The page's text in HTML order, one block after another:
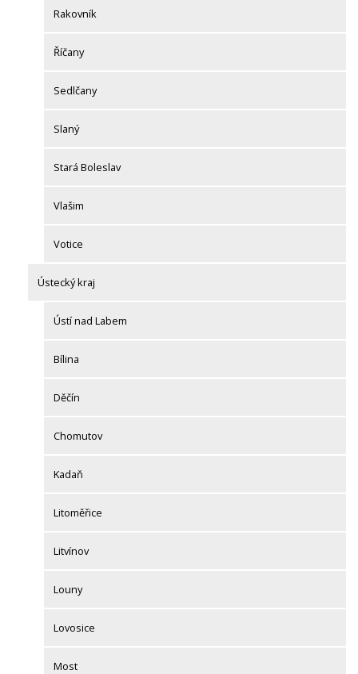
Rakovník
Říčany
Sedlčany
Slaný
Stará Boleslav
Vlašim
Votice
Ústecký kraj
Ústí nad Labem
Bílina
Děčín
Chomutov
Kadaň
Litoměřice
Litvínov
Louny
Lovosice
Most